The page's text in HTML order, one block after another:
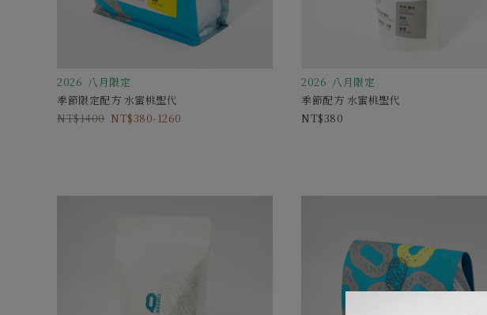
2026 八月限定
季節限定配方 水蜜桃聖代
1400
380-1260
2026 八月限定
季節配方 水蜜桃聖代
380